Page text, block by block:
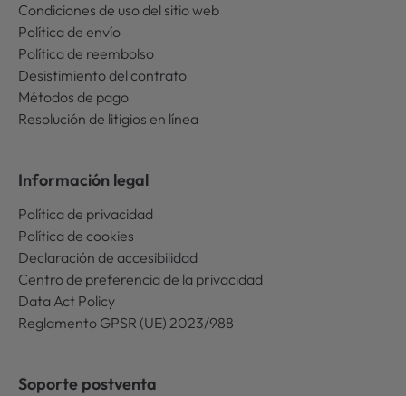
Condiciones de uso del sitio web
Política de envío
Política de reembolso
Desistimiento del contrato
Métodos de pago
Resolución de litigios en línea
Información legal
Política de privacidad
Política de cookies
Declaración de accesibilidad
Centro de preferencia de la privacidad
Data Act Policy
Reglamento GPSR (UE) 2023/988
Soporte postventa